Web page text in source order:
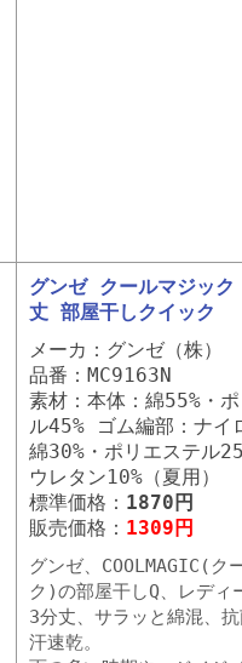
グンゼ クールマジッ
丈 部屋干しクイック
メーカ：グンゼ（株）
品番：MC9163N
素材：本体：綿55%・
ル45% ゴム編部：ナイ
綿30%・ポリエステル
ウレタン10%（夏用）
標準価格： 1870円
販売価格： 1309円
グンゼ、COOLMAGIC(ク
ク)の部屋干しQ、レディ
3分丈、サラッと綿混、
汗速乾。